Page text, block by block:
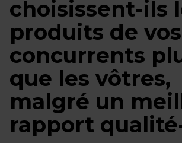
choisissent-ils
produits de vos
concurrents
que les vôtres,
malgré un
rapport